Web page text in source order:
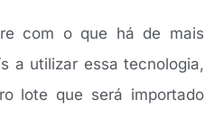
com o que há de mais
a utilizar essa tecnologia,
lote que será importado